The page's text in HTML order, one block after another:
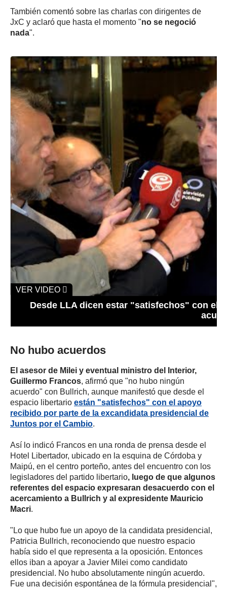
También comentó sobre las charlas con dirigentes de
JxC y aclaró que hasta el momento "no se negoció
nada".
Desde LLA dicen estar "satisfechos" con el
VER VIDEO
No hubo acuerdos
El asesor de Milei y eventual ministro del Interior,
Guillermo Francos, afirmó que "no hubo ningún
acuerdo" con Bullrich, aunque manifestó que desde el
espacio libertario están "satisfechos" con el apoyo
recibido por parte de la excandidata presidencial de
Juntos por el Cambio.
Así lo indicó Francos en una ronda de prensa desde el
Hotel Libertador, ubicado en la esquina de Córdoba y
Maipú, en el centro porteño, antes del encuentro con los
legisladores del partido libertario, luego de que algunos
referentes del espacio expresaran desacuerdo con el
acercamiento a Bullrich y al expresidente Mauricio
Macri.
"Lo que hubo fue un apoyo de la candidata presidencial,
Patricia Bullrich, reconociendo que nuestro espacio
había sido el que representa a la oposición. Entonces
ellos iban a apoyar a Javier Milei como candidato
presidencial. No hubo absolutamente ningún acuerdo.
Fue una decisión espontánea de la fórmula presidencial",